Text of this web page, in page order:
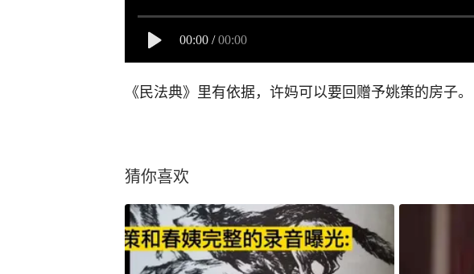
00:00 / 00:00
《民法典》里有依据，许妈可以要回赠予姚策的房子。
猜你喜欢